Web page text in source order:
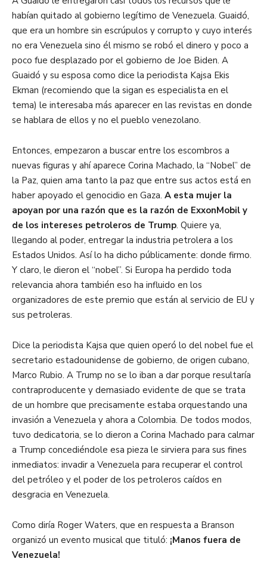
habían quitado al gobierno legítimo de Venezuela. Guaidó,
que era un hombre sin escrúpulos y corrupto y cuyo interés
no era Venezuela sino él mismo se robó el dinero y poco a
poco fue desplazado por el gobierno de Joe Biden. A
Guaidó y su esposa como dice la periodista Kajsa Ekis
Ekman (recomiendo que la sigan es especialista en el
tema) le interesaba más aparecer en las revistas en donde
se hablara de ellos y no el pueblo venezolano.
Entonces, empezaron a buscar entre los escombros a
nuevas figuras y ahí aparece Corina Machado, la “Nobel” de
la Paz, quien ama tanto la paz que entre sus actos está en
haber apoyado el genocidio en Gaza. A esta mujer la
apoyan por una razón que es la razón de ExxonMobil y
de los intereses petroleros de Trump. Quiere ya,
llegando al poder, entregar la industria petrolera a los
Estados Unidos. Así lo ha dicho públicamente: donde firmo.
Y claro, le dieron el “nobel”. Si Europa ha perdido toda
relevancia ahora también eso ha influido en los
organizadores de este premio que están al servicio de EU y
sus petroleras.
Dice la periodista Kajsa que quien operó lo del nobel fue el
secretario estadounidense de gobierno, de origen cubano,
Marco Rubio. A Trump no se lo iban a dar porque resultaría
contraproducente y demasiado evidente de que se trata
de un hombre que precisamente estaba orquestando una
invasión a Venezuela y ahora a Colombia. De todos modos,
tuvo dedicatoria, se lo dieron a Corina Machado para calmar
a Trump concediéndole esa pieza le sirviera para sus fines
inmediatos: invadir a Venezuela para recuperar el control
del petróleo y el poder de los petroleros caídos en
desgracia en Venezuela.
Como diría Roger Waters, que en respuesta a Branson
organizó un evento musical que tituló: ¡Manos fuera de
Venezuela!